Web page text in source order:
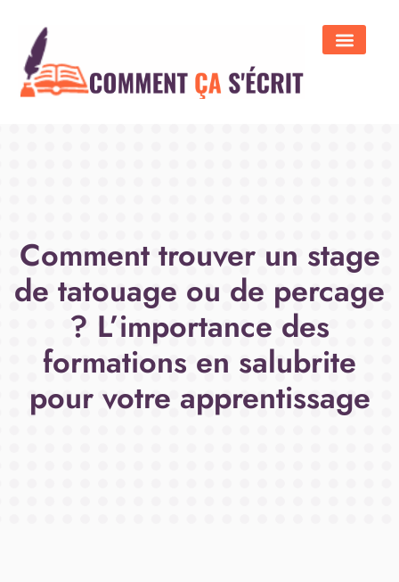
Comment trouver un stage
de tatouage ou de percage
? L’importance des
formations en salubrite
pour votre apprentissage